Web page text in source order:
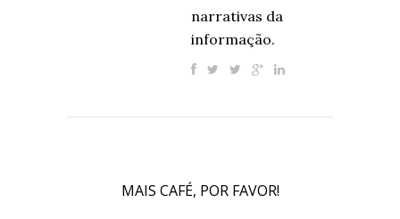
narrativas da
informação.
MAIS CAFÉ, POR FAVOR!